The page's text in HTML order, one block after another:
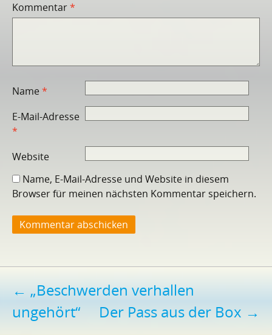
Kommentar*
Name*
E-Mail-Adresse
*
Website
Name, E-Mail-Adresse und Website in diesem
Browser für meinen nächsten Kommentar speichern.
Beitragsnavigation
← „Beschwerden verhallen
ungehört“
Der Pass aus der Box →